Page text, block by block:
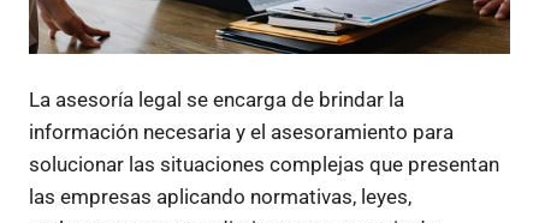
La asesoría legal se encarga de brindar la
información necesaria y el asesoramiento para
solucionar las situaciones complejas que presentan
las empresas aplicando normativas, leyes,